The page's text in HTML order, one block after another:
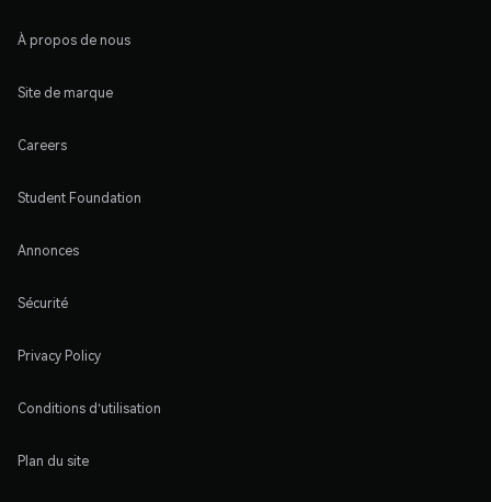
À propos de nous
Site de marque
Careers
Student Foundation
Annonces
Sécurité
Privacy Policy
Conditions d'utilisation
Plan du site